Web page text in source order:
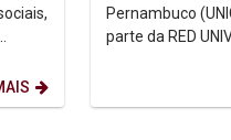
Pernambuco
parte da RED
através da